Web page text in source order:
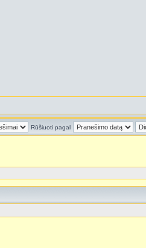
Rūšiuoti pagal